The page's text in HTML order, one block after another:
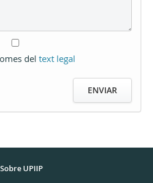
del text legal
ENVIAR
Sobre UPIIP